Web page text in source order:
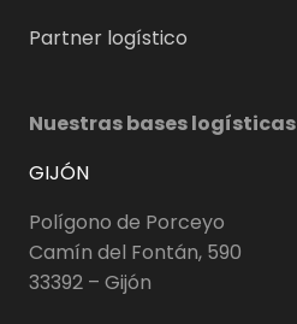
Partner logístico
Nuestras bases logísticas
GIJÓN
Polígono de Porceyo
Camín del Fontán, 590
33392 – Gijón